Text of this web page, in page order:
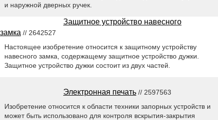
и наружной дверных ручек.
Защитное устройство навесного
замка // 2642527
Настоящее изобретение относится к защитному устройству
навесного замка, содержащему защитное устройство дужки.
Защитное устройство дужки состоит из двух частей.
Электронная печать // 2597563
Изобретение относится к области техники запорных устройств и
может быть использовано для контроля вскрытия-закрытия